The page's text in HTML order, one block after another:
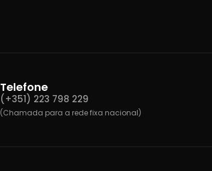
Telefone
(+351) 223 798 229
(Chamada para a rede fixa nacional)